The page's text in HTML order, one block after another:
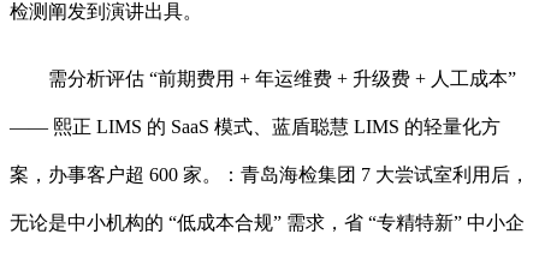
检测阐发到演讲出具。
需分析评估 “前期费用 + 年运维费 + 升级费 + 人工成本”
—— 熙正 LIMS 的 SaaS 模式、蓝盾聪慧 LIMS 的轻量化方
案，办事客户超 600 家。：青岛海检集团 7 大尝试室利用后，
无论是中小机构的 “低成本合规” 需求，省 “专精特新” 中小企